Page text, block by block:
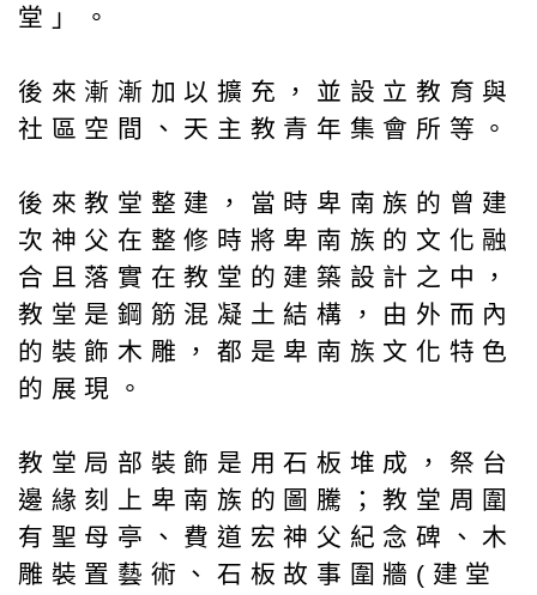
堂」。
後來漸漸加以擴充，並設立教育與
社區空間、天主教青年集會所等。
後來教堂整建，當時卑南族的曾建
次神父在整修時將卑南族的文化融
合且落實在教堂的建築設計之中，
教堂是鋼筋混凝土結構，由外而內
的裝飾木雕，都是卑南族文化特色
的展現。
教堂局部裝飾是用石板堆成，祭台
邊緣刻上卑南族的圖騰；教堂周圍
有聖母亭、費道宏神父紀念碑、木
雕裝置藝術、石板故事圍牆(建堂